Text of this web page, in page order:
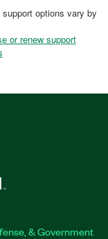
options vary by
or renew support
& Government